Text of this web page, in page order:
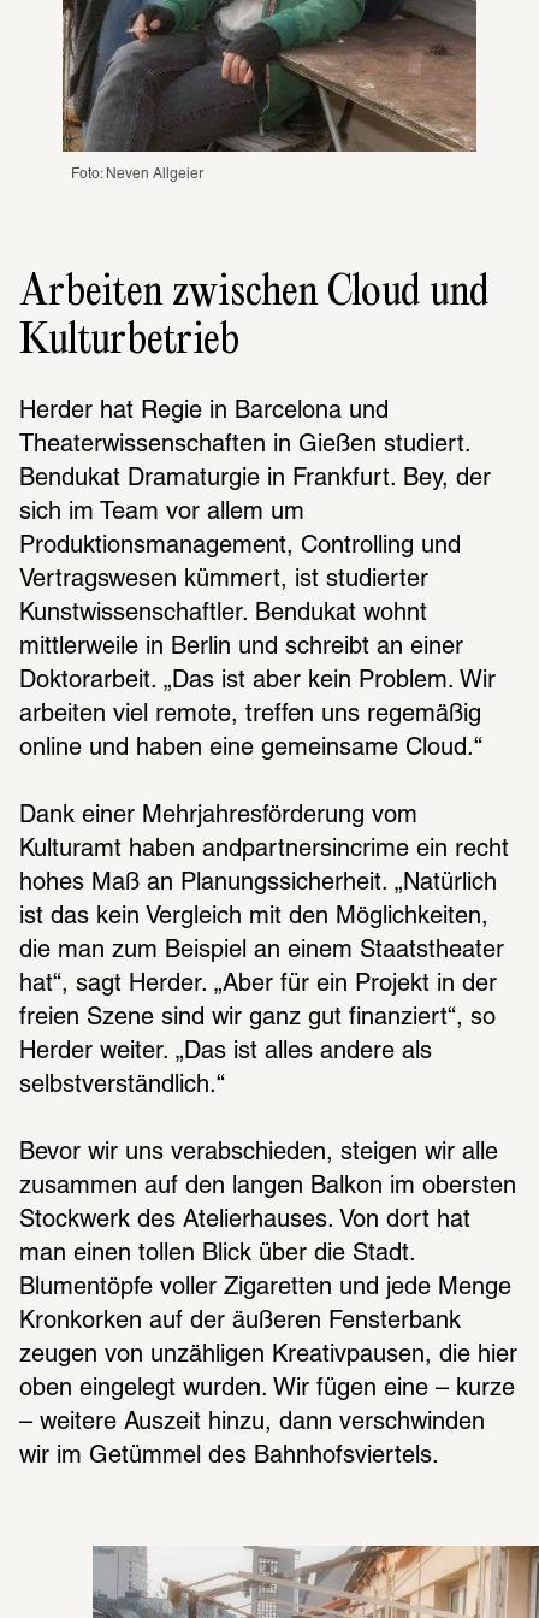
Foto: Neven Allgeier
Arbeiten zwischen Cloud und
Kulturbetrieb
Herder hat Regie in Barcelona und
Theaterwissenschaften in Gießen studiert.
Bendukat Dramaturgie in Frankfurt. Bey, der
sich im Team vor allem um
Produktionsmanagement, Controlling und
Vertragswesen kümmert, ist studierter
Kunstwissenschaftler. Bendukat wohnt
mittlerweile in Berlin und schreibt an einer
Doktorarbeit. „Das ist aber kein Problem. Wir
arbeiten viel remote, treffen uns regemäßig
online und haben eine gemeinsame Cloud.“
Dank einer Mehrjahresförderung vom
Kulturamt haben andpartnersincrime ein recht
hohes Maß an Planungssicherheit. „Natürlich
ist das kein Vergleich mit den Möglichkeiten,
die man zum Beispiel an einem Staatstheater
hat“, sagt Herder. „Aber für ein Projekt in der
freien Szene sind wir ganz gut finanziert“, so
Herder weiter. „Das ist alles andere als
selbstverständlich.“
Bevor wir uns verabschieden, steigen wir alle
zusammen auf den langen Balkon im obersten
Stockwerk des Atelierhauses. Von dort hat
man einen tollen Blick über die Stadt.
Blumentöpfe voller Zigaretten und jede Menge
Kronkorken auf der äußeren Fensterbank
zeugen von unzähligen Kreativpausen, die hier
oben eingelegt wurden. Wir fügen eine – kurze
– weitere Auszeit hinzu, dann verschwinden
wir im Getümmel des Bahnhofsviertels.